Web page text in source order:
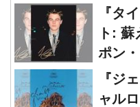
『タ
ト:
ポン
ウッ
リオ
『ジ
ャル